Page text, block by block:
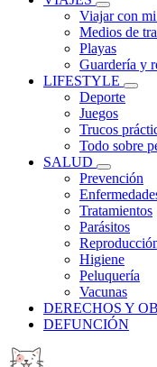
Viajar con
Medios de
Playas
Guardería y
LIFESTYLE
Deporte
Juegos
Trucos
Todo sobre
SALUD
Prevención
Tratamientos
Parásitos
Higiene
Peluquería
Vacunas
DERECHOS Y
DEFUNCIÓN